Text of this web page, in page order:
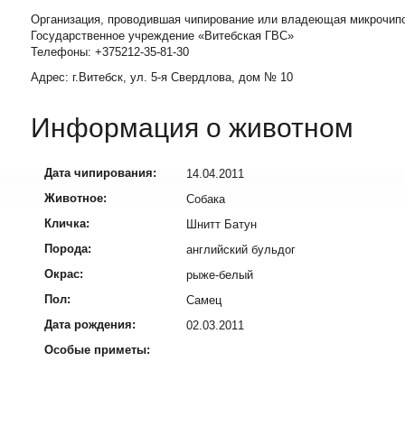
Организация, проводившая чипирование или владеющая
Государственное учреждение «Витебская ГВС»
Телефоны: +375212-35-81-30
Адрес: г.Витебск, ул. 5-я Свердлова, дом № 10
Информация о животном
Дата чипирования:
14.04.2011
Животное:
Собака
Кличка:
Шнитт Батун
Порода:
английский бульдог
Окрас:
рыже-белый
Пол:
Самец
Дата рождения:
02.03.2011
Особые приметы: